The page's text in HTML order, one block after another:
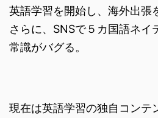
英語学習を開始し、海外出張
さらに、SNSで５カ国語ネイ
常識がバグる。
現在は英語学習の独自コンテ